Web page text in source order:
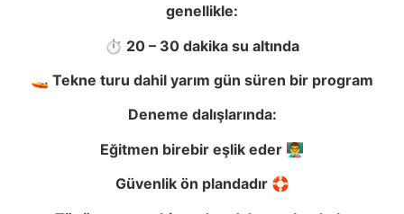
genellikle:
⏱️ 20 – 30 dakika su altında
🚤 Tekne turu dahil yarım gün süren bir program
Deneme dalışlarında:
Eğitmen birebir eşlik eder 👨‍🏫
Güvenlik ön plandadır 🛟